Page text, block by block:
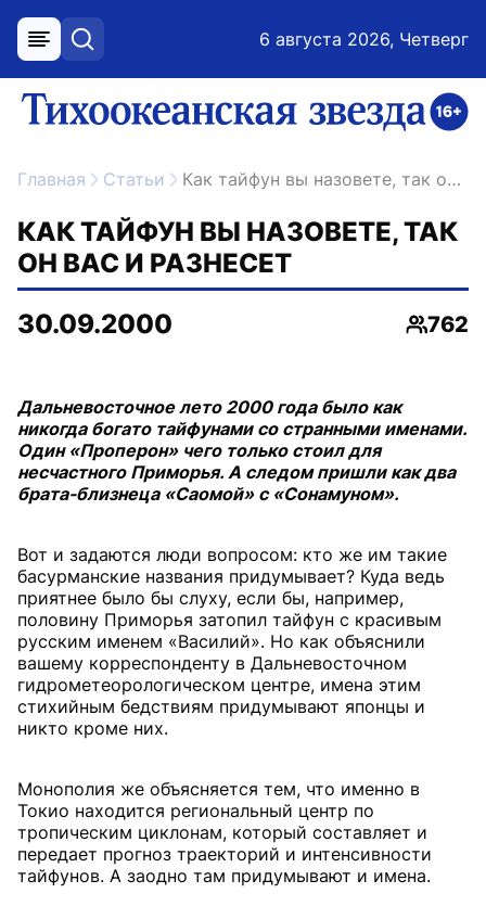
меню поиск 6 августа 2026, Четверг
ссылка на главную
Главная Статьи Как тайфун вы назовете, так он вас и разнесет
КАК ТАЙФУН ВЫ НАЗОВЕТЕ, ТАК
ОН ВАС И РАЗНЕСЕТ
30.09.2000
762
Дальневосточное лето 2000 года было как
никогда богато тайфунами со странными именами.
Один «Проперон» чего только стоил для
несчастного Приморья. А следом пришли как два
брата-близнеца «Саомой» с «Сонамуном».
Вот и задаются люди вопросом: кто же им такие
басурманские названия придумывает? Куда ведь
приятнее было бы слуху, если бы, например,
половину Приморья затопил тайфун с красивым
русским именем «Василий». Но как объяснили
вашему корреспонденту в Дальневосточном
гидрометеорологическом центре, имена этим
стихийным бедствиям придумывают японцы и
никто кроме них.
Монополия же объясняется тем, что именно в
Токио находится региональный центр по
тропическим циклонам, который составляет и
передает прогноз траекторий и интенсивности
тайфунов. А заодно там придумывают и имена.